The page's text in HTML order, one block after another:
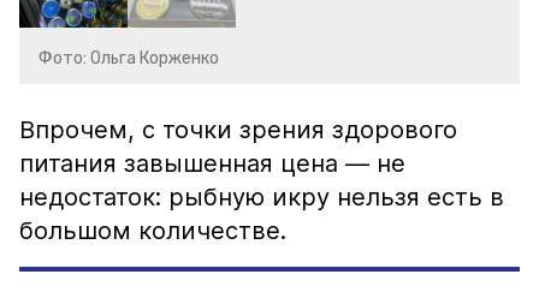
Фото: Ольга Корженко
Впрочем, с точки зрения здорового
питания завышенная цена — не
недостаток: рыбную икру нельзя есть в
большом количестве.